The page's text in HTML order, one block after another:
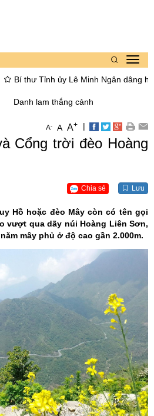
Bí thư Tỉnh ủy Lê Minh Ngân dâng hoa,
Danh lam thắng cảnh
A- A A+ |
Cổng trời đèo Hoàng
Chia sẻ Lưu
Hồ hoặc đèo Mây còn có tên gọi
vượt qua dãy núi Hoàng Liên Sơn,
mây phủ ở độ cao gần 2.000m.